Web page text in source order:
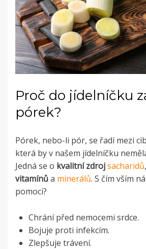
Proč do jídelníčku
pórek?
Pórek, nebo-li pór, se řadí mezi
která by v našem jídelníčku
Jedná se o kvalitní zdrojsacharidů,
vitamínů a minerálů. S čím vším
pomoci?
Chrání před nemocemi srdce.
Bojuje proti infekcím.
Zlepšuje trávení.